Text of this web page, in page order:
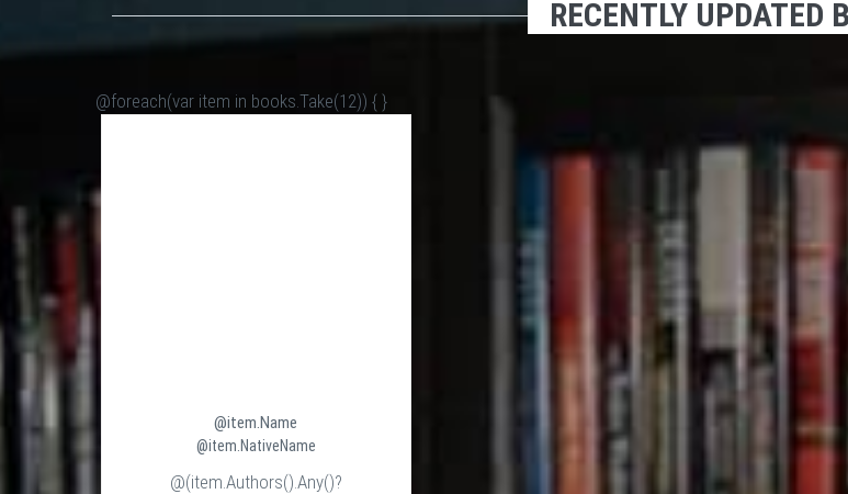
RECENTLY UPDATED
@foreach(var item in books.Take(12)) { }
@item.Name
@item.NativeName
@(item.Authors().Any()?